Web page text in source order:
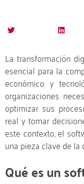
La transformación
esencial para la
económico y
organizaciones
optimizar sus
real y tomar
este contexto, el
una pieza clave de
Qué es un